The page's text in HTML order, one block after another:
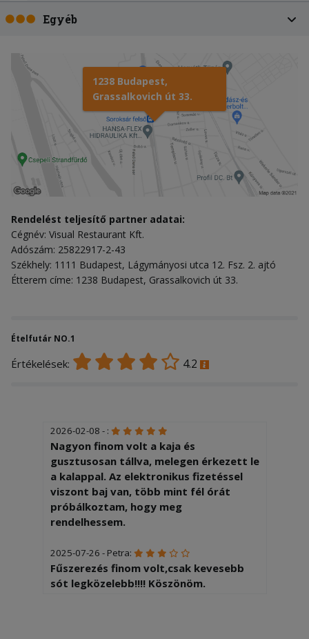
Egyéb
1238 Budapest,
Grassalkovich út 33.
Rendelést teljesítő partner adatai:
Cégnév: Visual Restaurant Kft.
Adószám: 25822917-2-43
Székhely: 1111 Budapest, Lágymányosi utca 12. Fsz. 2. ajtó
Étterem címe: 1238 Budapest, Grassalkovich út 33.
Ételfutár NO.1
Értékelések: 4.2
2026-02-08 - :
Nagyon finom volt a kaja és
gusztusosan tállva, melegen érkezett le
a kalappal. Az elektronikus fizetéssel
viszont baj van, több mint fél órát
próbálkoztam, hogy meg
rendelhessem.
2025-07-26 - Petra:
Fűszerezés finom volt,csak kevesebb
sót legközelebb!!!! Köszönöm.